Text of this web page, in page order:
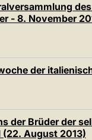
- 8. November
der
der Brüder der
(22. August 2013)